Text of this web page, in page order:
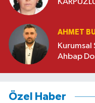
AHMET
Ahbap
Özel Haber